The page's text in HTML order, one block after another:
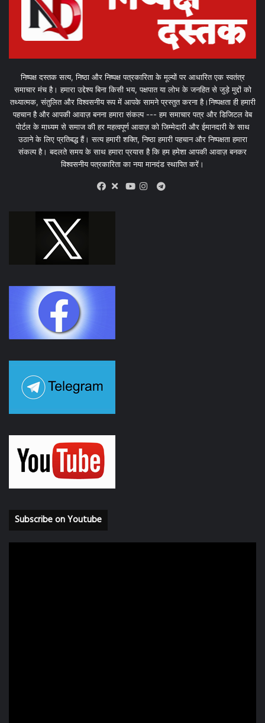
निष्पक्ष दस्तक सत्य, निष्ठा और निष्पक्ष पत्रकारिता के मूल्यों पर आधारित एक स्वतंत्र
समाचार मंच है। हमारा उद्देश्य बिना किसी भय, पक्षपात या लोभ के जनहित से जुड़े मुद्दों को
तथ्यात्मक, संतुलित और विश्वसनीय रूप में आपके सामने प्रस्तुत करना है।निष्पक्षता ही हमारी
पहचान है और आपकी आवाज़ बनना हमारा संकल्प --- हम समाचार पत्र और डिजिटल वेब
पोर्टल के माध्यम से समाज की हर महत्वपूर्ण आवाज़ को जिम्मेदारी और ईमानदारी के साथ
उठाने के लिए प्रतिबद्ध हैं। सत्य हमारी शक्ति, निष्ठा हमारी पहचान और निष्पक्षता हमारा
संकल्प है। बदलते समय के साथ हमारा प्रयास है कि हम हमेशा आपकी आवाज़ बनकर
विश्वसनीय पत्रकारिता का नया मानदंड स्थापित करें।
X
Telegram
Subscribe on Youtube